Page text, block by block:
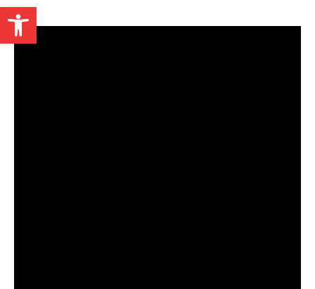
Open toolbar